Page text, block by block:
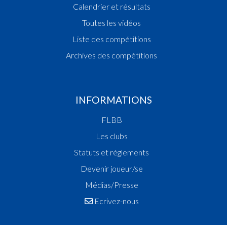
Calendrier et résultats
Toutes les vidéos
Liste des compétitions
Archives des compétitions
INFORMATIONS
FLBB
Les clubs
Statuts et réglements
Devenir joueur/se
Médias/Presse
Ecrivez-nous